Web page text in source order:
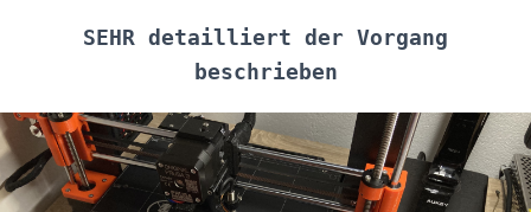
SEHR detailliert der Vorgang
beschrieben